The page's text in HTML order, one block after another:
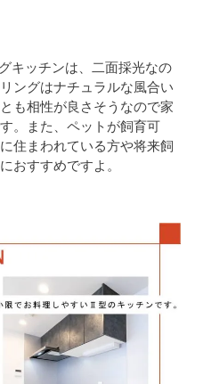
キッチンは、二面採光なの
ングはナチュラルな風合い
も相性が良さそうなので家
。また、ペットが飼育可
住まわれている方や将来飼
おすすめですよ。